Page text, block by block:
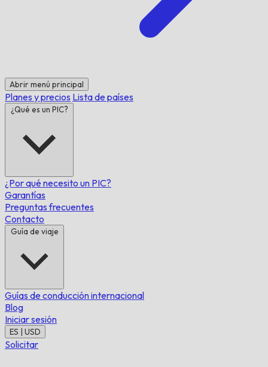
Abrir menú principal
Planes y precios Lista de países
¿Qué es un PIC?
¿Por qué necesito un PIC?
Garantías
Preguntas frecuentes
Contacto
Guía de viaje
Guías de conducción internacional
Blog
Iniciar sesión
ES | USD
Solicitar